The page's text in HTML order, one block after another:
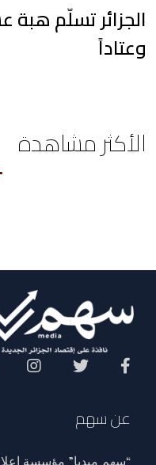
وعتاداً
الأكثر مشاهدة
عن سهم